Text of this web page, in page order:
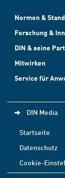
Normen &
Forschung &
DIN & seine
Mitwirken
Service für
DIN Media
Startseite
Datenschutz
Cookie-